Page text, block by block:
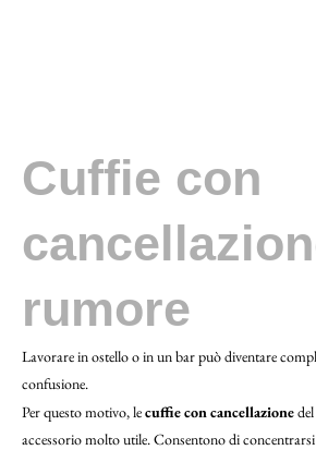
Cuffie con
rumore
Lavorare in ostello o in un bar può diventare
confusione.
Per questo motivo, lecuffie con cancellazione
accessorio molto utile. Consentono di